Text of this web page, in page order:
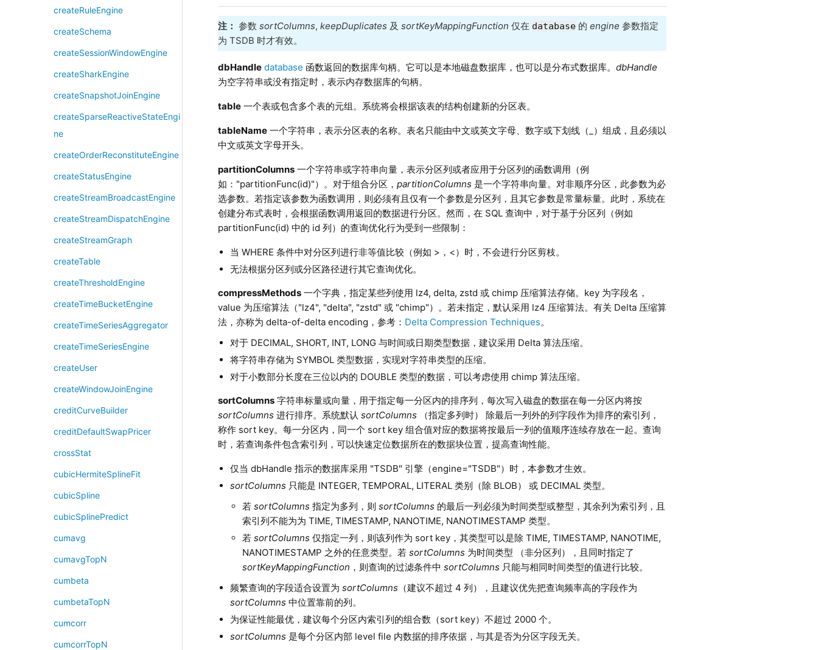
createRuleEngine
createSchema
createSessionWindowEngine
createSharkEngine
createSnapshotJoinEngine
createSparseReactiveStateEngi
ne
createOrderReconstituteEngine
createStatusEngine
createStreamBroadcastEngine
createStreamDispatchEngine
createStreamGraph
createTable
createThresholdEngine
createTimeBucketEngine
createTimeSeriesAggregator
createTimeSeriesEngine
createUser
createWindowJoinEngine
creditCurveBuilder
creditDefaultSwapPricer
crossStat
cubicHermiteSplineFit
cubicSpline
cubicSplinePredict
cumavg
cumavgTopN
cumbeta
cumbetaTopN
cumcorr
cumcorrTopN
注： 参数sortColumns,keepDuplicates 及sortKeyMappingFunction 仅在 database 的engine 参数指定
为 TSDB 时才有效。
dbHandle database 函数返回的数据库句柄。它可以是本地磁盘数据库，也可以是分布式数据库。dbHandle
为空字符串或没有指定时，表示内存数据库的句柄。
table 一个表或包含多个表的元组。系统将会根据该表的结构创建新的分区表。
tableName 一个字符串，表示分区表的名称。表名只能由中文或英文字母、数字或下划线（_）组成，且必须以
中文或英文字母开头。
partitionColumns 一个字符串或字符串向量，表示分区列或者应用于分区列的函数调用（例
如："partitionFunc(id)"） 。对于组合分区，partitionColumns 是一个字符串向量。对非顺序分区，此参数为必
选参数。 若指定该参数为函数调用，则必须有且仅有一个参数是分区列，且其它参数是常量标量。此时，系统在
创建分布式表时，会根据函数调用返回的数据进行分区。然而，在 SQL 查询中，对于基于分区列（例如
partitionFunc(id) 中的 id 列）的查询优化行为受到一些限制：
当 WHERE 条件中对分区列进行非等值比较（例如 >，<）时，不会进行分区剪枝。
无法根据分区列或分区路径进行其它查询优化。
compressMethods 一个字典，指定某些列使用 lz4, delta, zstd 或 chimp 压缩算法存储。key 为字段名，
value 为压缩算法（"lz4", "delta", "zstd" 或 "chimp"）。若未指定，默认采用 lz4 压缩算法。有关 Delta 压缩算
法，亦称为 delta-of-delta encoding，参考： Delta Compression Techniques。
对于 DECIMAL, SHORT, INT, LONG 与时间或日期类型数据，建议采用 Delta 算法压缩。
将字符串存储为 SYMBOL 类型数据，实现对字符串类型的压缩。
对于小数部分长度在三位以内的 DOUBLE 类型的数据，可以考虑使用 chimp 算法压缩。
sortColumns 字符串标量或向量，用于指定每一分区内的排序列，每次写入磁盘的数据在每一分区内将按
sortColumns 进行排序。系统默认sortColumns （指定多列时） 除最后一列外的列字段作为排序的索引列，
称作 sort key。每一分区内，同一个 sort key 组合值对应的数据将按最后一列的值顺序连续存放在一起。查询
时，若查询条件包含索引列，可以快速定位数据所在的数据块位置，提高查询性能。
仅当 dbHandle 指示的数据库采用 "TSDB" 引擎（engine="TSDB"）时，本参数才生效。
sortColumns 只能是 INTEGER, TEMPORAL, LITERAL 类别（除 BLOB） 或 DECIMAL 类型。
若sortColumns 指定为多列，则sortColumns 的最后一列必须为时间类型或整型，其余列为索引列，且
索引列不能为为 TIME, TIMESTAMP, NANOTIME, NANOTIMESTAMP 类型。
若sortColumns 仅指定一列，则该列作为 sort key，其类型可以是除 TIME, TIMESTAMP, NANOTIME,
NANOTIMESTAMP 之外的任意类型。若sortColumns 为时间类型 （非分区列），且同时指定了
sortKeyMappingFunction ，则查询的过滤条件中sortColumns 只能与相同时间类型的值进行比较。
频繁查询的字段适合设置为sortColumns （建议不超过 4 列），且建议优先把查询频率高的字段作为
sortColumns 中位置靠前的列。
为保证性能最优，建议每个分区内索引列的组合数（sort key）不超过 2000 个。
sortColumns 是每个分区内部 level file 内数据的排序依据，与其是否为分区字段无关。